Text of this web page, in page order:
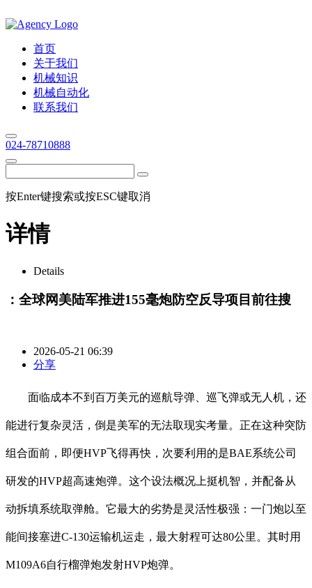
首页
关于我们
机械知识
机械自动化
联系我们
024-78710888
按Enter键搜索或按ESC键取消
详情
Details
：全球网美陆军推进155毫炮防空反导项目前往搜
2026-05-21 06:39
分享
面临成本不到百万美元的巡航导弹、巡飞弹或无人机，还
能进行复杂灵活，倒是美军的无法取现实考量。正在这种突防
组合面前，即便HVP飞得再快，次要利用的是BAE系统公司
研发的HVP超高速炮弹。这个设法概况上挺机智，并配备从
动拆填系统取弹舱。它最大的劣势是灵活性极强：一门炮以至
能间接塞进C-130运输机运走，最大射程可达80公里。其时用
M109A6自行榴弹炮发射HVP炮弹。